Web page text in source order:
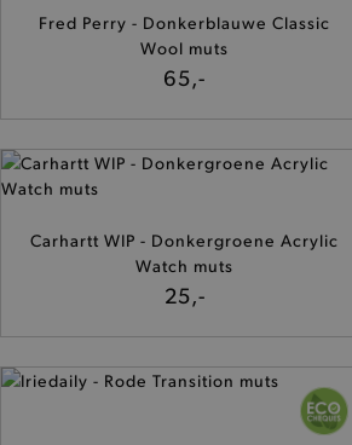
Fred Perry - Donkerblauwe Classic
Wool muts
65,-
Carhartt WIP - Donkergroene Acrylic
Watch muts
25,-